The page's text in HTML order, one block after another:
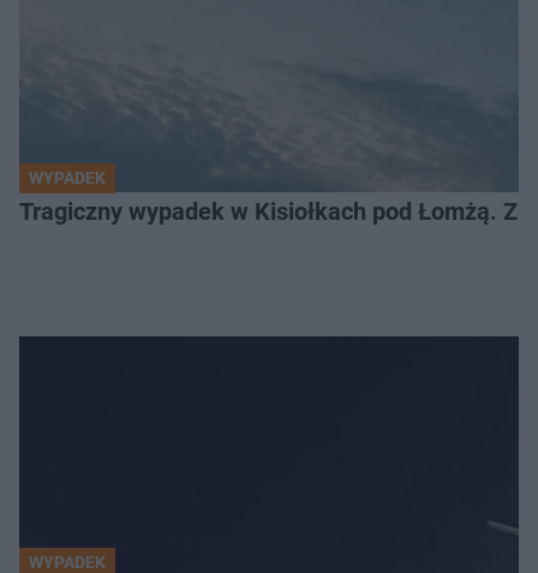
WYPADEK
Tragiczny wypadek w Kisiołkach pod Łomżą.
WYPADEK